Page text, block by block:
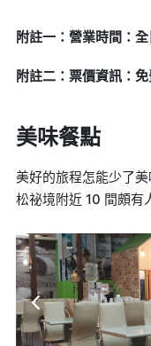
附註一：營業時間：
附註二：票價資訊：
美味餐點
美好的旅程怎能少了
松祕境附近 10 間頗有